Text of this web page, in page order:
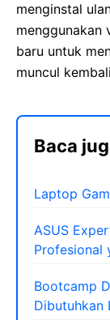
menginstal
menggunakan
baru untuk
muncul
Baca
Laptop
ASUS
Profesional
Bootcamp
Dibutuhkan